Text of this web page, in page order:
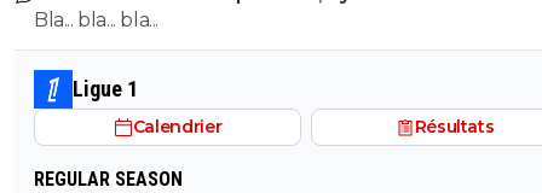
Bla... bla... bla...
Ligue 1
Calendrier Résultats
REGULAR SEASON